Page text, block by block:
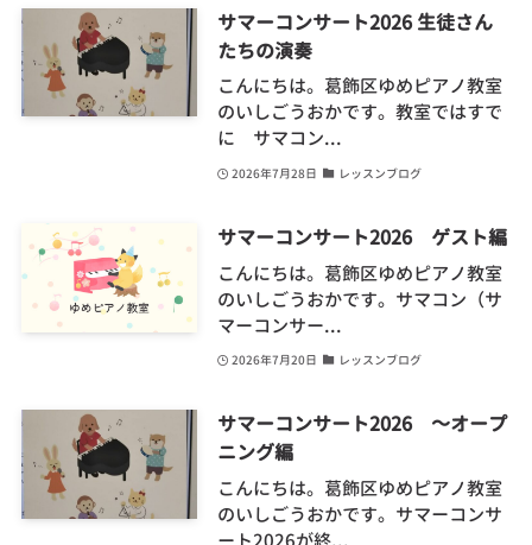
サマーコンサート2026 生徒さん
たちの演奏
こんにちは。葛飾区ゆめピアノ教室
のいしごうおかです。教室ではすで
に サマコン...
2026年7月28日 レッスンブログ
サマーコンサート2026 ゲスト編
こんにちは。葛飾区ゆめピアノ教室
のいしごうおかです。サマコン（サ
マーコンサー...
2026年7月20日 レッスンブログ
サマーコンサート2026 ～オープ
ニング編
こんにちは。葛飾区ゆめピアノ教室
のいしごうおかです。サマーコンサ